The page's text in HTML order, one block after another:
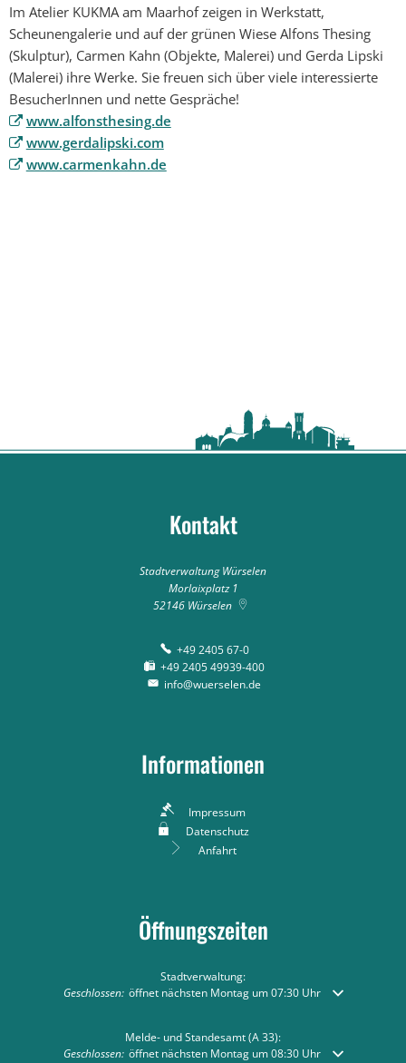
Im Atelier KUKMA am Maarhof zeigen in Werkstatt,
Scheunengalerie und auf der grünen Wiese Alfons Thesing
(Skulptur), Carmen Kahn (Objekte, Malerei) und Gerda Lipski
(Malerei) ihre Werke. Sie freuen sich über viele interessierte
BesucherInnen und nette Gespräche!
www.alfonsthesing.de
www.gerdalipski.com
www.carmenkahn.de
Kontakt
Stadtverwaltung Würselen
Morlaixplatz 1
52146 Würselen
+49 2405 67-0
+49 2405 49939-400
info@wuerselen.de
Informationen
Impressum
Datenschutz
Anfahrt
Öffnungszeiten
Stadtverwaltung:
Klicken, um weitere Öffnungs- oder Schließzeiten auszublenden
Geschlossen: öffnet nächsten Montag um 07:30 Uhr
Melde- und Standesamt (A 33):
Klicken, um weitere Öffnungs- oder Schließzeiten auszublenden
Geschlossen: öffnet nächsten Montag um 08:30 Uhr